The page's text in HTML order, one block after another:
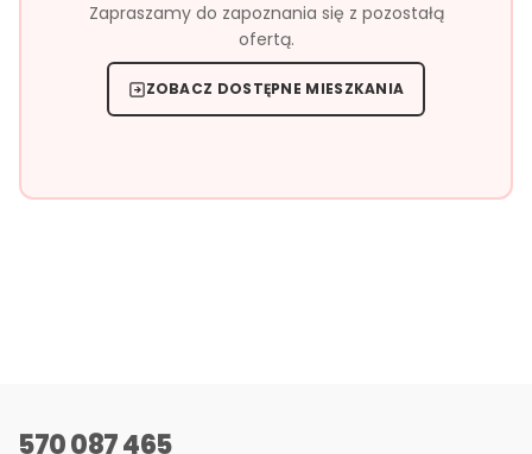
Zapraszamy do zapoznania się z pozostałą
ofertą.
ZOBACZ DOSTĘPNE MIESZKANIA
570 087 465